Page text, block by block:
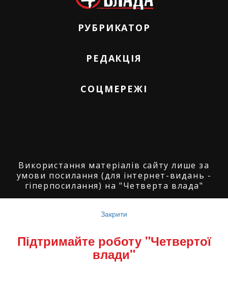
РУБРИКАТОР
РЕДАКЦІЯ
СОЦМЕРЕЖІ
Використання матеріалів сайту лише за
умови посилання (для інтернет-видань -
гіперпосилання) на "Четверта влада"
"Четверта влада": 2008-2026.
Володимир Торбіч: 2008-2026.
SoftGroup
Закрити
Підтримайте роботу "Четвертої
влади"